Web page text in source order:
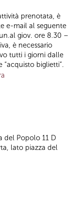
prenotata, è
e-mail al seguente
giov. ore 8.30 –
è necessario
tutti i giorni dalle
biglietti”.
del Popolo 11 D
lato piazza del